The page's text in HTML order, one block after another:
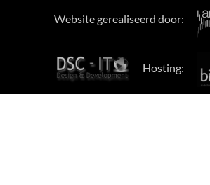
Website gerealiseerd door:
Hosting: